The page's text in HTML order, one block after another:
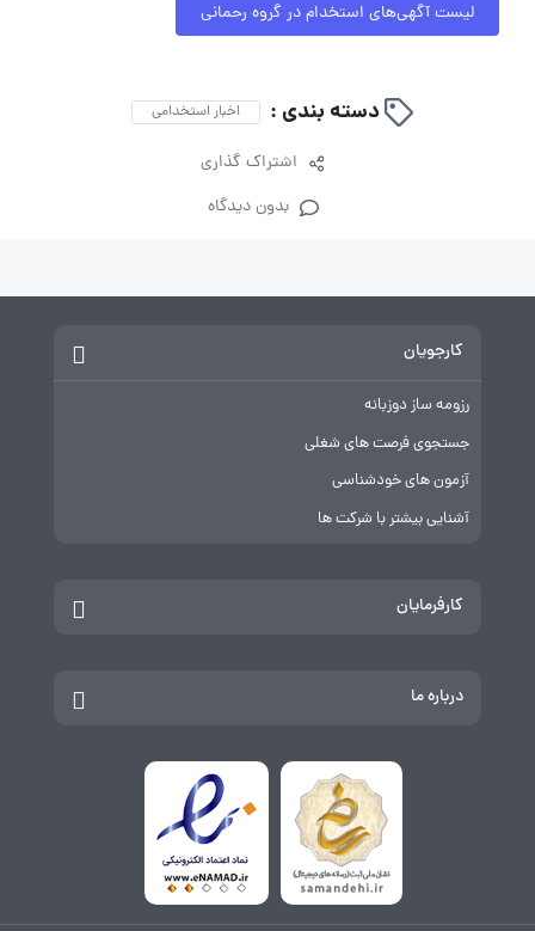
لیست آگهی‌های استخدام در گروه رحمانی
دسته بندی : اخبار استخدامی
اشتراک گذاری
بدون دیدگاه
کارجویان
رزومه ساز دوزبانه
جستجوی فرصت های شغلی
آزمون های خودشناسی
آشنایی بیشتر با شرکت ها
کارفرمایان
درباره ما